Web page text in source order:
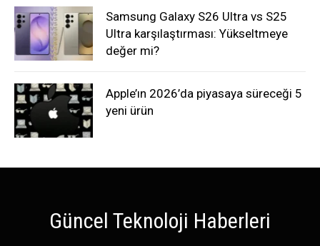
Samsung Galaxy S26 Ultra vs S25
Ultra karşılaştırması: Yükseltmeye
değer mi?
Apple’ın 2026’da piyasaya süreceği 5
yeni ürün
Güncel Teknoloji Haberleri